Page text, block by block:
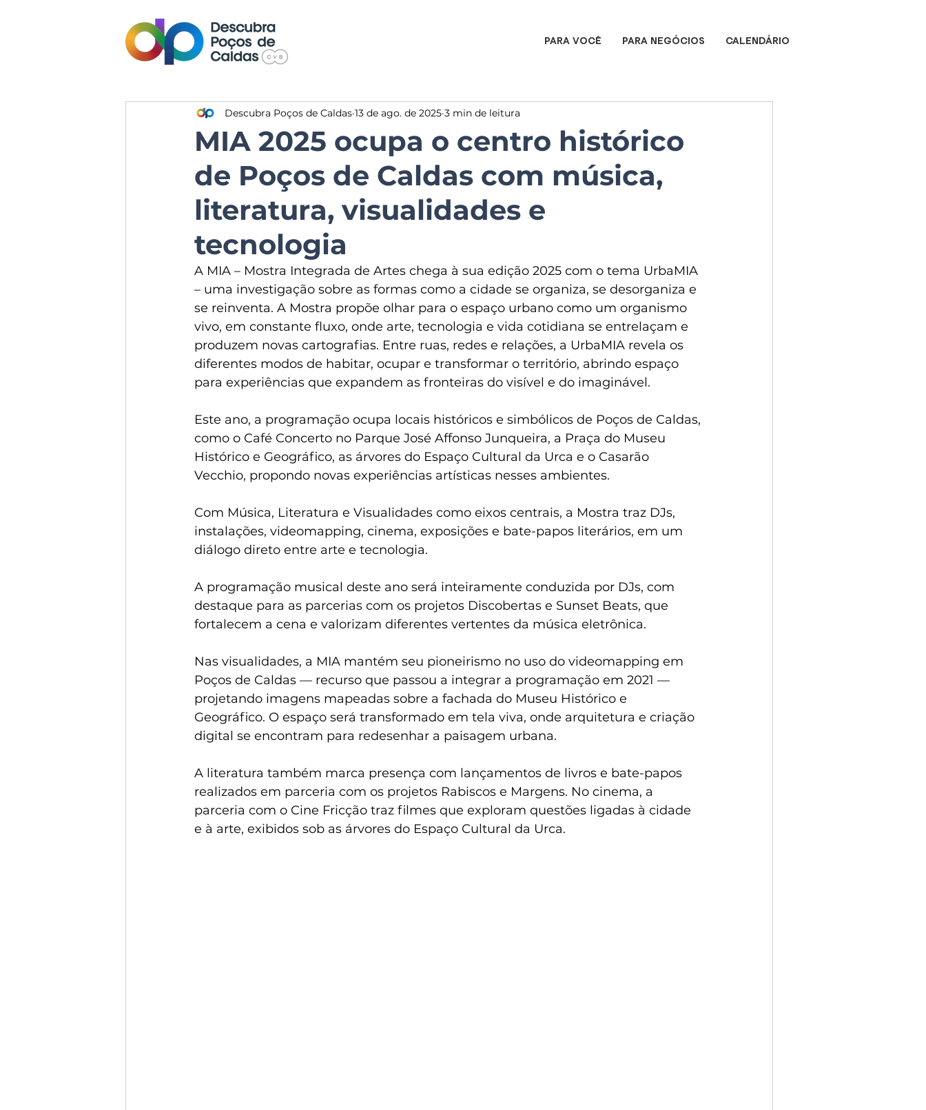
PARA VOCÊ PARA NEGÓCIOS CALENDÁRIO
MIA 2025 ocupa o centro histórico
de Poços de Caldas com música,
literatura, visualidades e
tecnologia
Descubra Poços de Caldas 13 de ago. de 2025 3 min de leitura
A MIA – Mostra Integrada de Artes chega à sua edição 2025 com o tema UrbaMIA
– uma investigação sobre as formas como a cidade se organiza, se desorganiza e
se reinventa. A Mostra propõe olhar para o espaço urbano como um organismo
vivo, em constante fluxo, onde arte, tecnologia e vida cotidiana se entrelaçam e
produzem novas cartografias. Entre ruas, redes e relações, a UrbaMIA revela os
diferentes modos de habitar, ocupar e transformar o território, abrindo espaço
para experiências que expandem as fronteiras do visível e do imaginável.
Este ano, a programação ocupa locais históricos e simbólicos de Poços de Caldas,
como o Café Concerto no Parque José Affonso Junqueira, a Praça do Museu
Histórico e Geográfico, as árvores do Espaço Cultural da Urca e o Casarão
Vecchio, propondo novas experiências artísticas nesses ambientes.
Com Música, Literatura e Visualidades como eixos centrais, a Mostra traz DJs,
instalações, videomapping, cinema, exposições e bate-papos literários, em um
diálogo direto entre arte e tecnologia.
A programação musical deste ano será inteiramente conduzida por DJs, com
destaque para as parcerias com os projetos Discobertas e Sunset Beats, que
fortalecem a cena e valorizam diferentes vertentes da música eletrônica.
Nas visualidades, a MIA mantém seu pioneirismo no uso do videomapping em
Poços de Caldas — recurso que passou a integrar a programação em 2021 —
projetando imagens mapeadas sobre a fachada do Museu Histórico e
Geográfico. O espaço será transformado em tela viva, onde arquitetura e criação
digital se encontram para redesenhar a paisagem urbana.
A literatura também marca presença com lançamentos de livros e bate-papos
realizados em parceria com os projetos Rabiscos e Margens. No cinema, a
parceria com o Cine Fricção traz filmes que exploram questões ligadas à cidade
e à arte, exibidos sob as árvores do Espaço Cultural da Urca.